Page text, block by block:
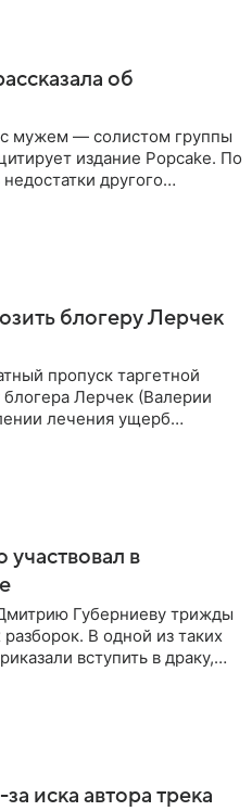
об
с мужем — солистом группы
издание Popcake. По
другого
блогеру Лерчек
пропуск таргетной
Лерчек (Валерии
лечения ущерб
в
Губерниеву трижды
В одной из таких
вступить в драку,
иска автора трека